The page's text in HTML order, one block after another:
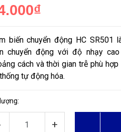
biến chuyển động HC SR501
chuyển động với độ nhạy
cách và thời gian trễ phù
tự động hóa.
+